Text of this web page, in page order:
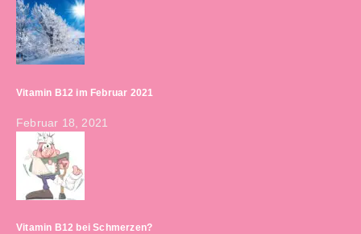
Vitamin B12 im Februar 2021
Februar 18, 2021
Vitamin B12 bei Schmerzen?